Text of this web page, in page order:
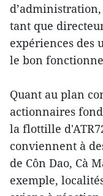
tant que
expériences des
le bon
Quant au plan
actionnaires
la flottille
conviennent à
de Côn Dao, Cà
exemple,